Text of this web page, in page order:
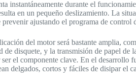
instantáneamente durante el
en un pequeño deslizamiento. La
prevenir ajustando el programa de control
del motor será bastante amplia,
de disquete, y la transmisión de papel de
el componente clave. En el desarrollo
delgados, cortos y fáciles de disipar el